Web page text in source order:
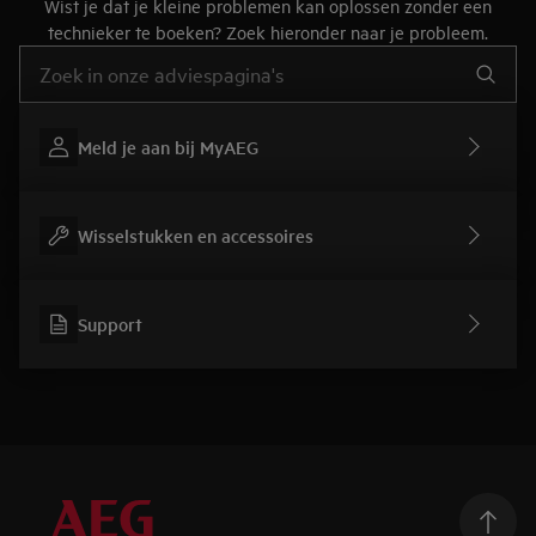
Wist je dat je kleine problemen kan oplossen zonder een
technieker te boeken? Zoek hieronder naar je probleem.
Meld je aan bij MyAEG
Wisselstukken en accessoires
Support